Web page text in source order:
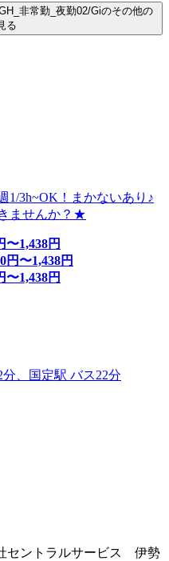
非常勤_夜勤02/Giのその他の
る
1/3h~OK！まかないあり♪
ませんか？★
〜1,438円
円〜1,438円
〜1,438円
、国定駅 バス22分
セントラルサービス 伊勢